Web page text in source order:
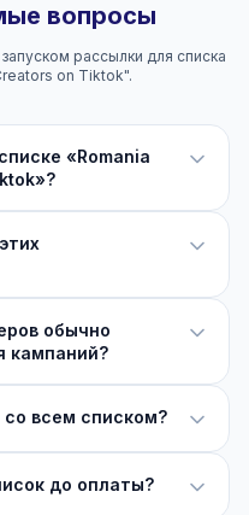
вопросы
рассылки для списка
on Tiktok".
«Romania
обычно
кампаний?
со всем списком?
до оплаты?